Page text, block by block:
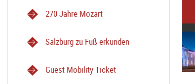
270 Jahre Mozart
Salzburg zu Fuß erkunden
Guest Mobility Ticket